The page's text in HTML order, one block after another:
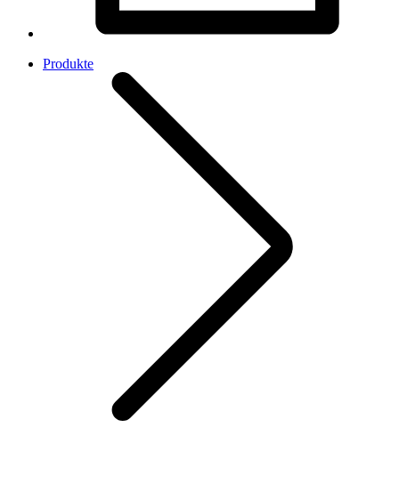
Produkte